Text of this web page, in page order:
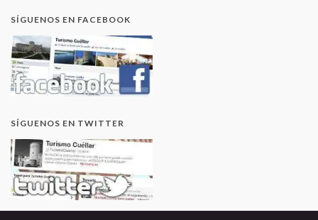
SÍGUENOS EN FACEBOOK
SÍGUENOS EN TWITTER